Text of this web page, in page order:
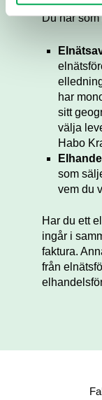
Du har
har
sitt
välja
Habo
som
vem du
Har du ett
ingår i
faktura.
från